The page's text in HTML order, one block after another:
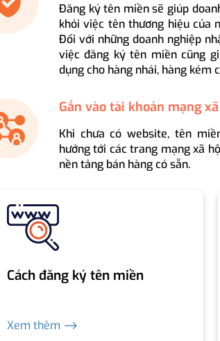
Đăng ký tên miền sẽ giúp
khỏi việc tên thương hiệu của
Đối với những doanh nghiệp
việc đăng ký tên miền cũng
dụng cho hàng nhái, hàng
Gắn vào tài khoản mạng
Khi chưa có website, tên
hướng tới các trang mạng xã
nền tảng bán hàng có sẵn.
Cách đăng ký tên miền
Xem thêm ⟶